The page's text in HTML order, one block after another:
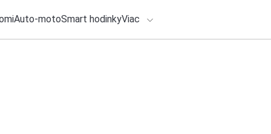
Auto-motoSmart hodinkyViac